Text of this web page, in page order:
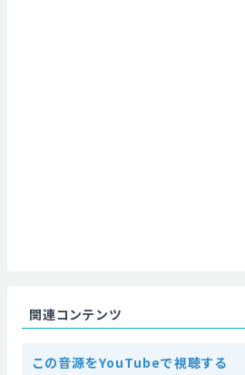
関連コンテンツ
この音源をYouTubeで視聴する